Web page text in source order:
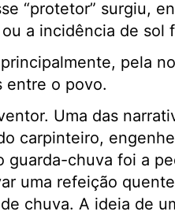
“protetor” surgiu,
a incidência de sol
pela
entre o povo.
Uma das
carpinteiro,
chuva foi a
uma refeição
chuva. A ideia de